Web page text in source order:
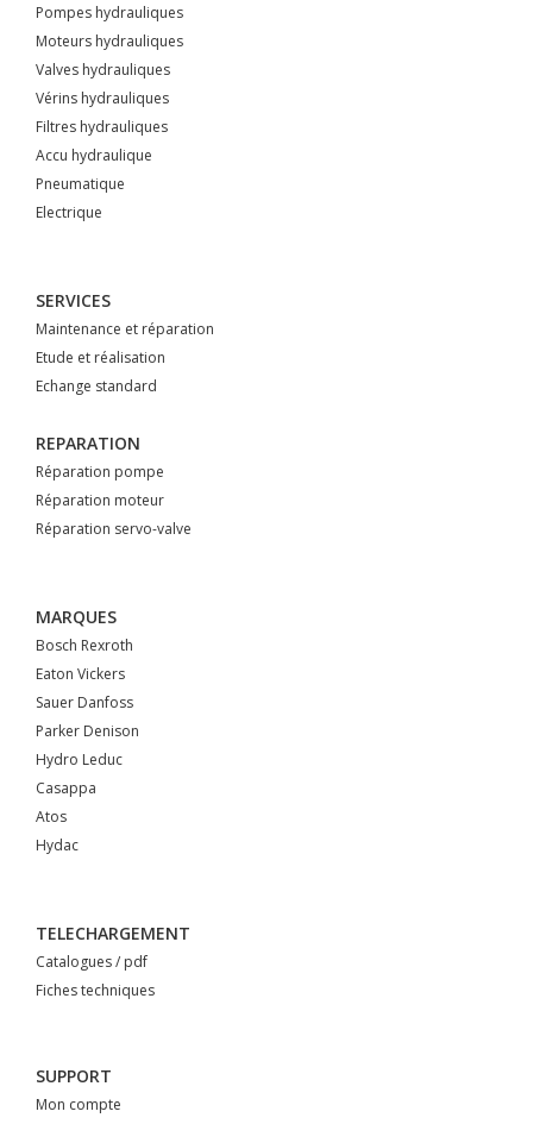
Pompes hydrauliques
Moteurs hydrauliques
Valves hydrauliques
Vérins hydrauliques
Filtres hydrauliques
Accu hydraulique
Pneumatique
Electrique
SERVICES
Maintenance et réparation
Etude et réalisation
Echange standard
REPARATION
Réparation pompe
Réparation moteur
Réparation servo-valve
MARQUES
Bosch Rexroth
Eaton Vickers
Sauer Danfoss
Parker Denison
Hydro Leduc
Casappa
Atos
Hydac
TELECHARGEMENT
Catalogues / pdf
Fiches techniques
SUPPORT
Mon compte